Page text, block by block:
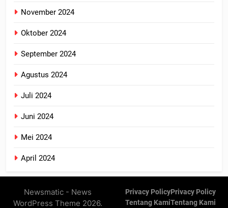
November 2024
Oktober 2024
September 2024
Agustus 2024
Juli 2024
Juni 2024
Mei 2024
April 2024
Newsmatic - News
WordPress Theme 2026.
Privacy PolicyPrivacy Policy
Tentang KamiTentang Kami